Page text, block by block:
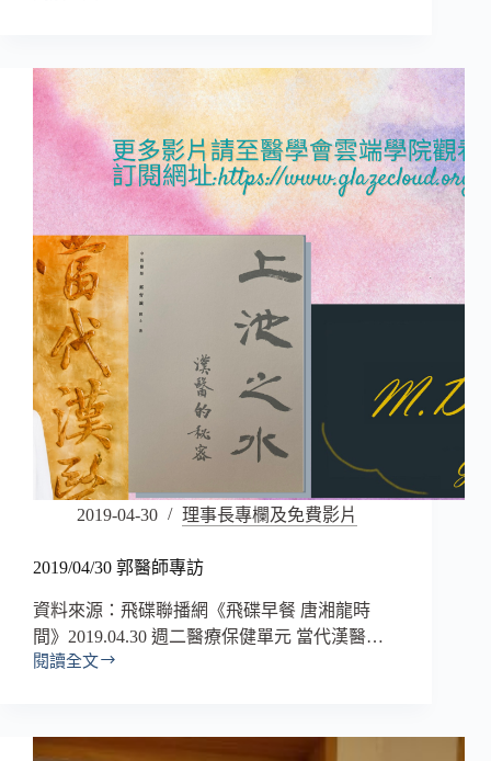
2019-04-30 理事長專欄及免費影片
2019/04/30 郭醫師專訪
資料來源：飛碟聯播網《飛碟早餐 唐湘龍時
間》2019.04.30 週二醫療保健單元 當代漢醫…
閱讀全文